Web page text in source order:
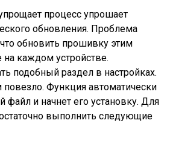
процесс упрошает
обновления. Проблема
обновить прошивку этим
каждом устройстве.
подобный раздел в настройках.
повезло. Функция автоматически
файл и начнет его установку. Для
выполнить следующие